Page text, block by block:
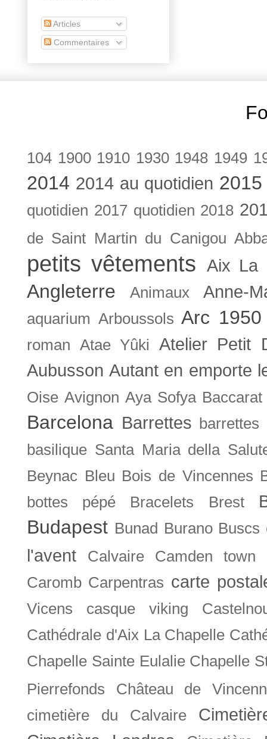
Articles
Commentaires
104 1900 1910 1930 1948 1949
2014 2014 au quotidien
quotidien 2017 quotidien 2018
de Saint Martin du Canigou
petits vêtements Aix La
Angleterre Animaux Anne-
aquarium Arboussols Arc 1950
roman Atae Yûki
Atelier Petit
Aubusson Autant en emporte
Oise Avignon Aya Sofya Baccarat
Barcelona Barrettes barrettes
basilique Santa Maria della
Beynac Bleu Bois de Vincennes
bottes pépé
Bracelets Brest
Budapest Bunad Burano Buscs
l'avent Calvaire Camden town
Caromb Carpentras carte
Vicens casque viking
Cathédrale d'Aix La Chapelle
Chapelle Sainte Eulalie Chapelle
Pierrefonds
Château de
cimetière du Calvaire